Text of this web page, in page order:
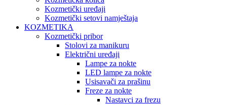
Kozmetički uređaji
Kozmetički setovi namještaja
KOZMETIKA
Kozmetički pribor
Stolovi za manikuru
Električni uređaji
Lampe za nokte
LED lampe za nokte
Usisavači za prašinu
Freze za nokte
Nastavci za frezu